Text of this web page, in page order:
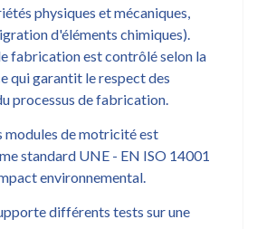
physiques et mécaniques,
d'éléments chimiques).
fabrication est contrôlé selon la
qui garantit le respect des
processus de fabrication.
modules de motricité est
standard UNE - EN ISO 14001
environnemental.
différents tests sur une